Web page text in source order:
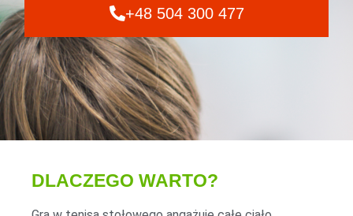
+48 504 300 477
DLACZEGO WARTO?